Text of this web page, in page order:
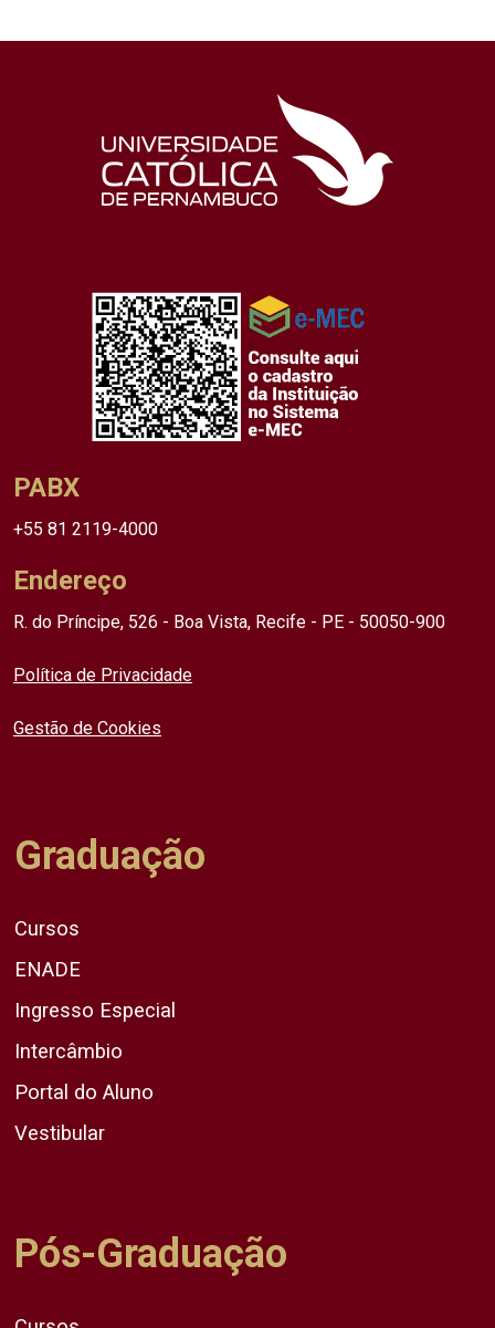
PABX
+55 81 2119-4000
Endereço
R. do Príncipe, 526 - Boa Vista, Recife - PE - 50050-900
Política de Privacidade
Gestão de Cookies
Graduação
Cursos
ENADE
Ingresso Especial
Intercâmbio
Portal do Aluno
Vestibular
Pós-Graduação